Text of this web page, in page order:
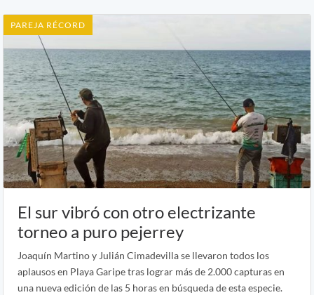
PAREJA RÉCORD
El sur vibró con otro electrizante
torneo a puro pejerrey
Joaquín Martino y Julián Cimadevilla se llevaron todos los
aplausos en Playa Garipe tras lograr más de 2.000 capturas en
una nueva edición de las 5 horas en búsqueda de esta especie.